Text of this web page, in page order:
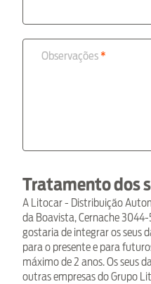
Observações
Tratamento dos
A Litocar - Distribuição
da Boavista, Cernache
gostaria de integrar os seus
para o presente e para
máximo de 2 anos. Os seus
outras empresas do Grupo